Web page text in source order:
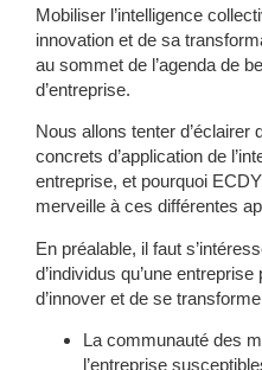
Mobiliser l’intelligence
innovation et de sa
au sommet de l’agenda de
d’entreprise.
Nous allons tenter d’éclairer
concrets d’application de
entreprise, et pourquoi
merveille à ces différentes
En préalable, il faut
d’individus qu’une
d’innover et de se
La communauté des
l’entreprise